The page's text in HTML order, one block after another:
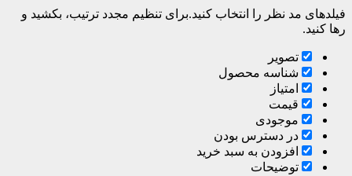
فیلدهای مد نظر را انتخاب کنید.برای تنظیم مجدد ترتیب، بکشید و
رها کنید.
تصویر
شناسه محصول
امتیاز
قیمت
موجودی
در دسترس بودن
افزودن به سبد خرید
توضیحات